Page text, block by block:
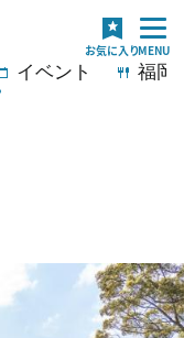
イベント 福岡